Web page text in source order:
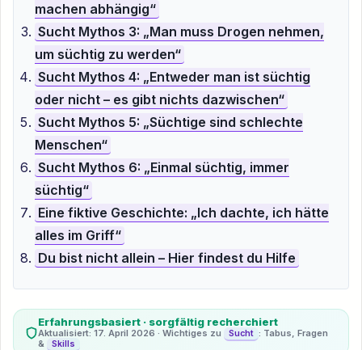
machen abhängig“
Sucht Mythos 3: „Man muss Drogen nehmen,
um süchtig zu werden“
Sucht Mythos 4: „Entweder man ist süchtig
oder nicht – es gibt nichts dazwischen“
Sucht Mythos 5: „Süchtige sind schlechte
Menschen“
Sucht Mythos 6: „Einmal süchtig, immer
süchtig“
Eine fiktive Geschichte: „Ich dachte, ich hätte
alles im Griff“
Du bist nicht allein – Hier findest du Hilfe
Erfahrungsbasiert · sorgfältig recherchiert
Aktualisiert: 17. April 2026 · Wichtiges zu Sucht : Tabus, Fragen
&
Skills